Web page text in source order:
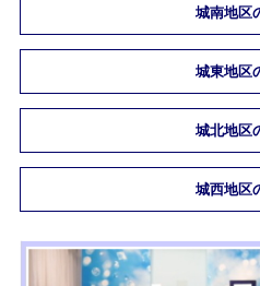
城南地区
城東地区
城北地区
城西地区